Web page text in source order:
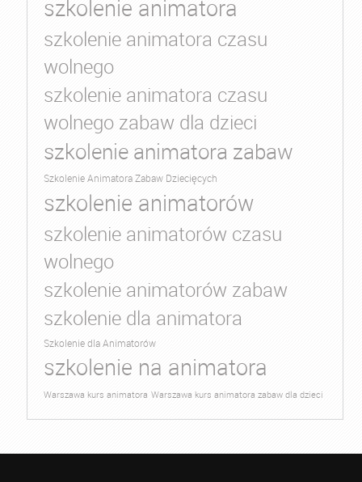
szkolenie animatora
szkolenie animatora czasu
wolnego
szkolenie animatora czasu
wolnego zabaw dla dzieci
szkolenie animatora zabaw
Szkolenie Animatora Zabaw Dziecięcych
szkolenie animatorów
szkolenie animatorów czasu
wolnego
szkolenie animatorów zabaw
szkolenie dla animatora
Szkolenie dla Animatorów
szkolenie na animatora
Warszawa kurs animatora Warszawa kurs animatora zabaw dla dzieci